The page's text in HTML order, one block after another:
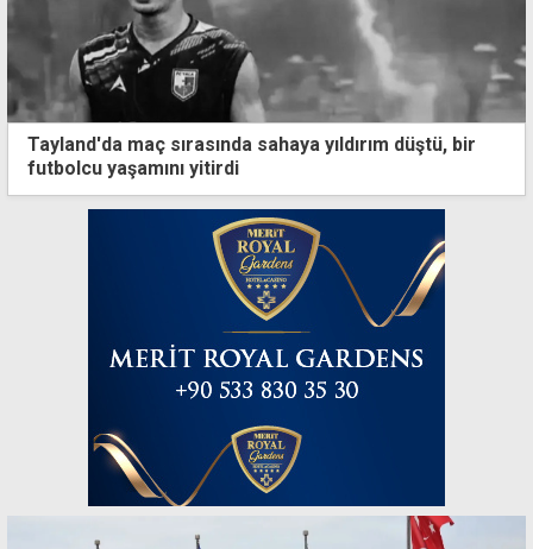
Tayland'da maç sırasında sahaya yıldırım düştü, bir
futbolcu yaşamını yitirdi